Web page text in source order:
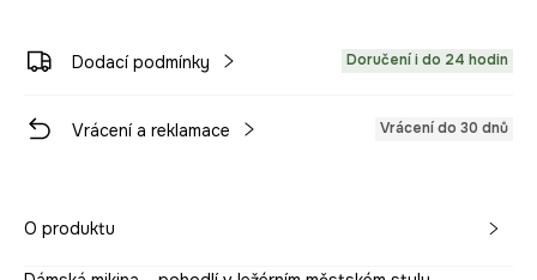
Dodací podmínky Doručení i do 24 hodin
Vrácení a reklamace Vrácení do 30 dnů
O produktu